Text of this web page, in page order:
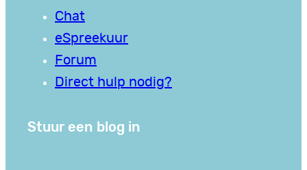
Chat
eSpreekuur
Forum
Direct hulp nodig?
Stuur een blog in